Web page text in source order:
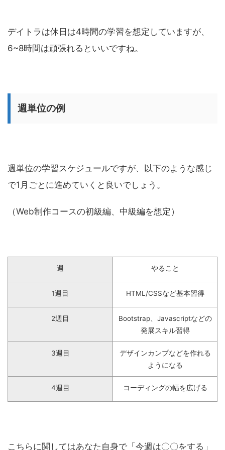
デイトラは休日は4時間の学習を想定していますが、
6~8時間は頑張れるといいですね。
週単位の例
週単位の学習スケジュールですが、以下のような感じ
で1月ごとに進めていくと良いでしょう。
（Web制作コースの初級編、中級編を想定）
週 やること
1週目 HTML/CSSなど基本習得
2週目
Bootstrap、Javascriptなどの
発展スキル習得
3週目
デザインカンプなどを作れる
ようになる
4週目 コーディングの幅を広げる
こちらに関してはあなた自身で「今週は〇〇をする」